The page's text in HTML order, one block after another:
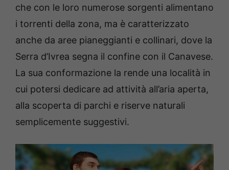
che con le loro numerose sorgenti alimentano
i torrenti della zona, ma è caratterizzato
anche da aree pianeggianti e collinari, dove la
Serra d’Ivrea segna il confine con il Canavese.
La sua conformazione la rende una località in
cui potersi dedicare ad attività all’aria aperta,
alla scoperta di parchi e riserve naturali
semplicemente suggestivi.